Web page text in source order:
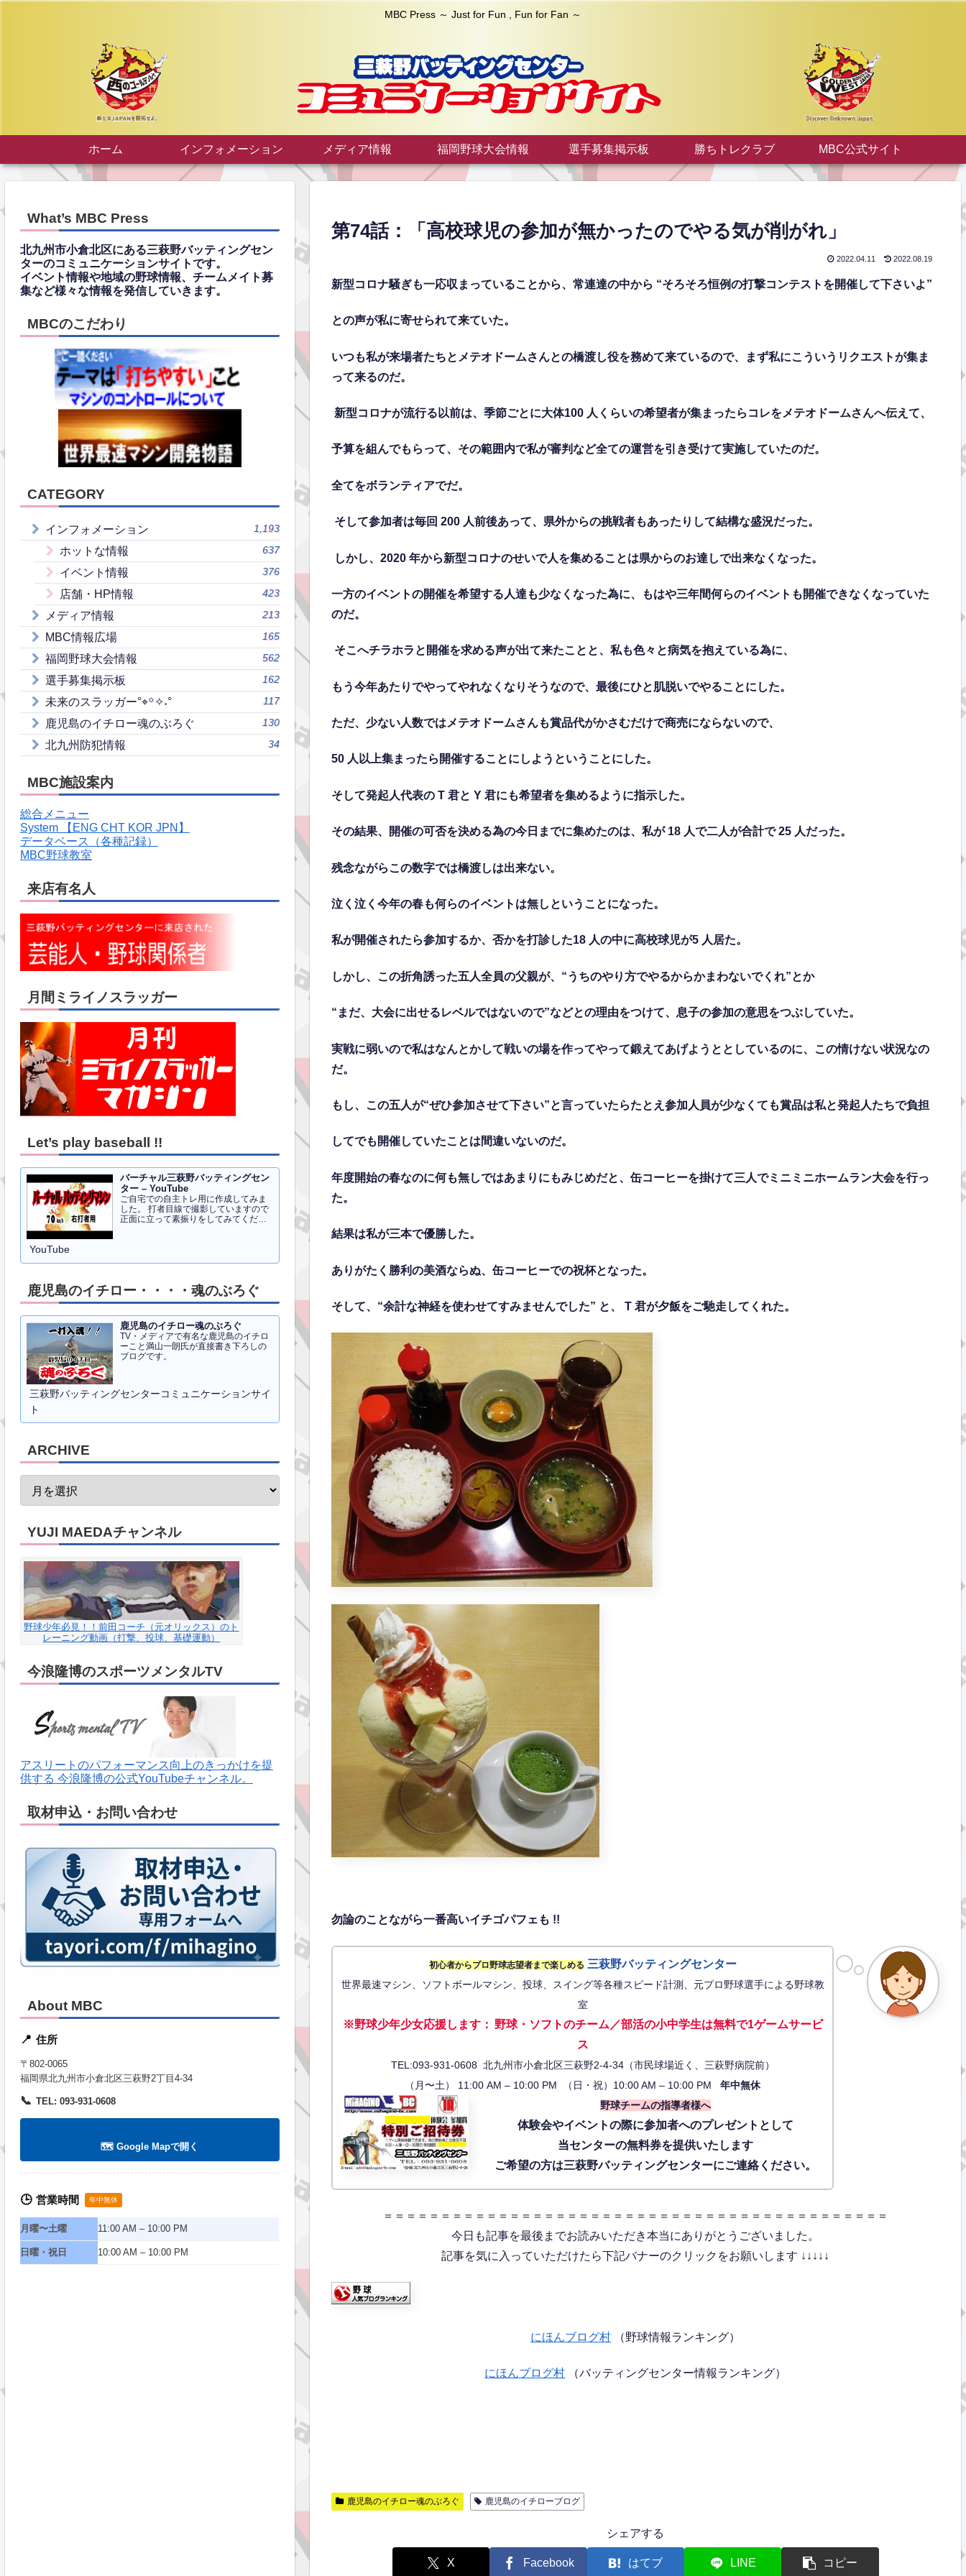
MBC Press ～ Just for Fun , Fun for Fan ～
ホーム インフォメーション メディア情報 福岡野球大会情報 選手募集掲示板 勝ちトレクラブ MBC公式サイト
第74話：「高校球児の参加が無かったのでやる気が削がれ」
2022.04.11 2022.08.19
新型コロナ騒ぎも一応収まっていることから、常連達の中から “そろそろ恒例の打撃コンテストを開催して下さいよ ”
との声が私に寄せられて来ていた。
いつも私が来場者たちとメテオドームさんとの橋渡し役を務めて来ているので、まず私にこういうリクエストが集ま
って来るのだ。
新型コロナが流行る以前は、季節ごとに大体100 人くらいの希望者が集まったらコレをメテオドームさんへ伝えて、
予算を組んでもらって、その範囲内で私が審判など全ての運営を引き受けて実施していたのだ。
全てをボランティアでだ。
そして参加者は毎回 200 人前後あって、県外からの挑戦者もあったりして結構な盛況だった。
しかし、2020年から新型コロナのせいで人を集めることは県からのお達しで出来なくなった。
一方のイベントの開催を希望する人達も少なくなった為に、もはや三年間何らのイベントも開催できなくなっていた
のだ。
そこへチラホラと開催を求める声が出て来たことと、私も色々と病気を抱えている為に、
もう今年あたりでやってやれなくなりそうなので、最後にひと肌脱いでやることにした。
ただ、少ない人数ではメテオドームさんも賞品代がかさむだけで商売にならないので、
50 人以上集まったら開催することにしようということにした。
そして発起人代表の T君と Y君にも希望者を集めるように指示した。
その結果、開催の可否を決める為の今日までに集めたのは、私が18 人で二人が合計で25 人だった。
残念ながらこの数字では橋渡しは出来ない。
泣く泣く今年の春も何らのイベントは無しということになった。
私が開催されたら参加するか、否かを打診した18 人の中に高校球児が5 人居た。
しかし、この折角誘った五人全員の父親が、“うちのやり方でやるからかまわないでくれ”とか
“まだ、大会に出せるレベルではないので”などとの理由をつけて、息子の参加の意思をつぶしていた。
実戦に弱いので私はなんとかして戦いの場を作ってやって鍛えてあげようととしているのに、この情けない状況なの
だ。
もし、この五人が“ぜひ参加させて下さい”と言っていたらたとえ参加人員が少なくても賞品は私と発起人たちで負担
してでも開催していたことは間違いないのだ。
年度開始の春なのに何も無しではあまりにもみじめだと、缶コーヒーを掛けて三人でミニミニホームラン大会を行っ
た。
結果は私が三本で優勝した。
ありがたく勝利の美酒ならぬ、缶コーヒーでの祝杯となった。
そして、 “余計な神経を使わせてすみませんでした” と、 T君が夕飯をご馳走してくれた。
勿論のことながら一番高いイチゴパフェも !!
初心者からプロ野球志望者まで楽しめる 三萩野バッティングセンター
世界最速マシン、ソフトボールマシン、投球、スイング等各種スピード計測、元プロ野球選手による野球教
室
※野球少年少女応援します： 野球・ソフトのチーム／部活の小中学生は無料で1ゲームサービ
ス
TEL:093-931-0608 北九州市小倉北区三萩野2-4-34（市民球場近く、三萩野病院前）
（月〜土） 11:00 AM – 10:00 PM （日・祝）10:00 AM – 10:00 PM年中無休
野球チームの指導者様へ
体験会やイベントの際に参加者へのプレゼントとして
当センターの無料券を提供いたします
ご希望の方は三萩野バッティングセンターにご連絡ください。
＝＝＝＝＝＝＝＝＝＝＝＝＝＝＝＝＝＝＝＝＝＝＝＝＝＝＝＝＝＝＝＝＝＝＝＝＝＝＝＝＝＝＝＝
今日も記事を最後までお読みいただき本当にありがとうございました。
記事を気に入っていただけたら下記バナーのクリックをお願いします ↓↓↓↓↓
にほんブログ村 （野球情報ランキング）
にほんブログ村 （バッティングセンター情報ランキング）
鹿児島のイチロー魂のぶろぐ 鹿児島のイチローブログ
シェアする
X Facebook はてブ LINE コピー
What’s MBC Press
北九州市小倉北区にある三萩野バッティングセン
ターのコミュニケーションサイトです。
イベント情報や地域の野球情報、チームメイト募
集など様々な情報を発信していきます。
MBCのこだわり
CATEGORY
インフォメーション 1,193
ホットな情報 637
イベント情報 376
店舗・HP情報 423
メディア情報 213
MBC情報広場 165
福岡野球大会情報 562
選手募集掲示板 162
未来のスラッガー°⌖꙳✧˖° 117
鹿児島のイチロー魂のぶろぐ 130
北九州防犯情報 34
MBC施設案内
総合メニュー
System 【ENG CHT KOR JPN】
データベース（各種記録）
MBC野球教室
来店有名人
月間ミライノスラッガー
Let’s play baseball !!
バーチャル三萩野バッティングセン
ター – YouTube
ご自宅での自主トレ用に作成してみま
した。 打者目線で撮影していますので
正面に立って素振りをしてみてくださ
YouTube
鹿児島のイチロー・・・・魂のぶろぐ
鹿児島のイチロー魂のぶろぐ
TV・メディアで有名な鹿児島のイチロ
ーこと満山一朗氏が直接書き下ろしの
ブログです。
三萩野バッティングセンターコミュニケーションサイ
ト
ARCHIVE
YUJI MAEDAチャンネル
野球少年必見！！前田コーチ（元オリックス）のト
レーニング動画（打撃、投球、基礎運動）
今浪隆博のスポーツメンタルTV
アスリートのパフォーマンス向上のきっかけを提
供する 今浪隆博の公式YouTubeチャンネル。
取材申込・お問い合わせ
About MBC
📍 住所
〒802-0065
福岡県北九州市小倉北区三萩野2丁目4-34
📞 TEL: 093-931-0608
🗺️ Google Mapで開く
🕒 営業時間 年中無休
月曜〜土曜 11:00 AM – 10:00 PM
日曜・祝日 10:00 AM – 10:00 PM